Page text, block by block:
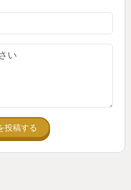
勝てばキングがスタン
回避しながら地道に狙
ィングアクションを楽
畏怖】
投稿する